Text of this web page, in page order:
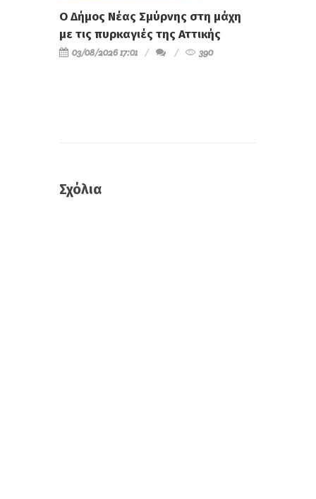
Ο Δήμος Νέας Σμύρνης στη μάχη
με τις πυρκαγιές της Αττικής
03/08/2026 17:01 390
Σχόλια